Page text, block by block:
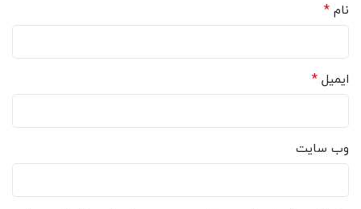
نام *
ایمیل *
وب‌ سایت